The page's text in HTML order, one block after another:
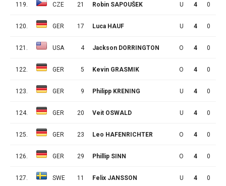
119. CZE 21 Robin SAPOUŠEK U 4 0
120. GER 17 Luca HAUF U 4 0
121. USA 4 Jackson DORRINGTON O 4 0
122. GER 5 Kevin GRASMIK O 4 0
123. GER 9 Philipp KRENING U 4 0
124. GER 20 Veit OSWALD U 4 0
125. GER 23 Leo HAFENRICHTER O 4 0
126. GER 29 Phillip SINN O 4 0
127. SWE 11 Felix JANSSON U 4 0